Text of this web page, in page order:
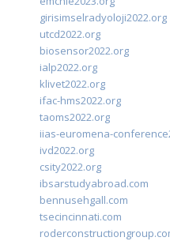
girisimselradyoloji2022.org
utcd2022.org
biosensor2022.org
ialp2022.org
klivet2022.org
ifac-hms2022.org
taoms2022.org
iias-euromena-
ivd2022.org
csity2022.org
ibsarstudyabroad.com
bennusehgall.com
tsecincinnati.com